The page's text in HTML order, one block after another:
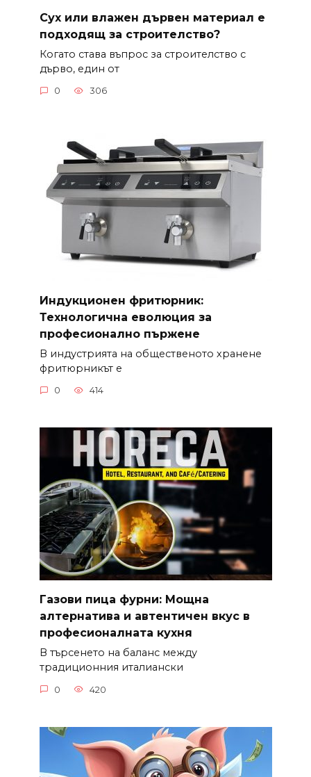
Сух или влажен дървен материал е
подходящ за строителство?
Когато става въпрос за строителство с
дърво, един от
0 306
Индукционен фритюрник:
Технологична еволюция за
професионално пържене
В индустрията на общественото хранене
фритюрникът е
0 414
Газови пица фурни: Мощна
алтернатива и автентичен вкус в
професионалната кухня
В търсенето на баланс между
традиционния италиански
0 420